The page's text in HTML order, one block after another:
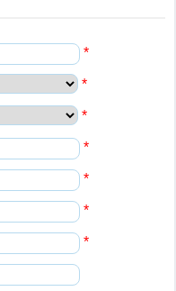
*
*
*
*
*
*
*